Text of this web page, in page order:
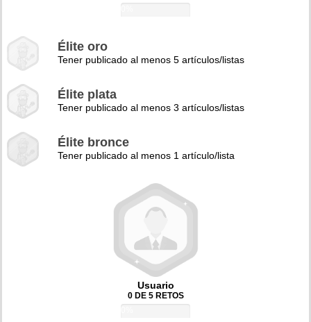
Élite oro
Tener publicado al menos 5 artículos/listas
Élite plata
Tener publicado al menos 3 artículos/listas
Élite bronce
Tener publicado al menos 1 artículo/lista
Usuario
0 DE 5 RETOS